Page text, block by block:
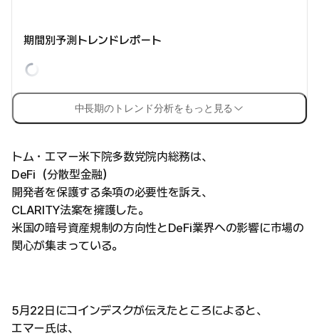
期間別予測トレンドレポート
中長期のトレンド分析をもっと見る
トム・エマー米下院多数党院内総務は、
DeFi（分散型金融）
開発者を保護する条項の必要性を訴え、
CLARITY法案を擁護した。
米国の暗号資産規制の方向性とDeFi業界への影響に市場の
関心が集まっている。
5月22日にコインデスクが伝えたところによると、
エマー氏は、